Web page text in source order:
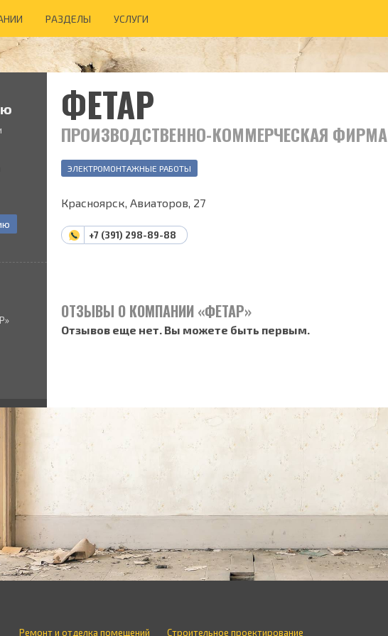
РАЗДЕЛЫ УСЛУГИ
ФЕТАР
ПРОИЗВОДСТВЕННО-КОММЕРЧЕСКАЯ ФИРМА
ЭЛЕКТРОМОНТАЖНЫЕ РАБОТЫ
Красноярск, Авиаторов, 27
+7 (391) 298-89-88
ОТЗЫВЫ О КОМПАНИИ «ФЕТАР»
Отзывов еще нет. Вы можете быть первым.
Ремонт и отделка помещений Строительное проектирование